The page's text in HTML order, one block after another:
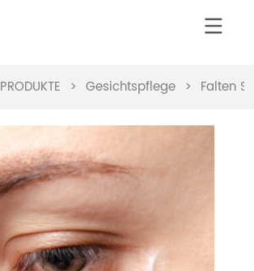
PRODUKTE > Gesichtspflege > Falten